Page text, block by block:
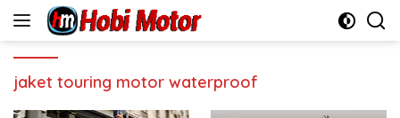
jaket touring motor waterproof